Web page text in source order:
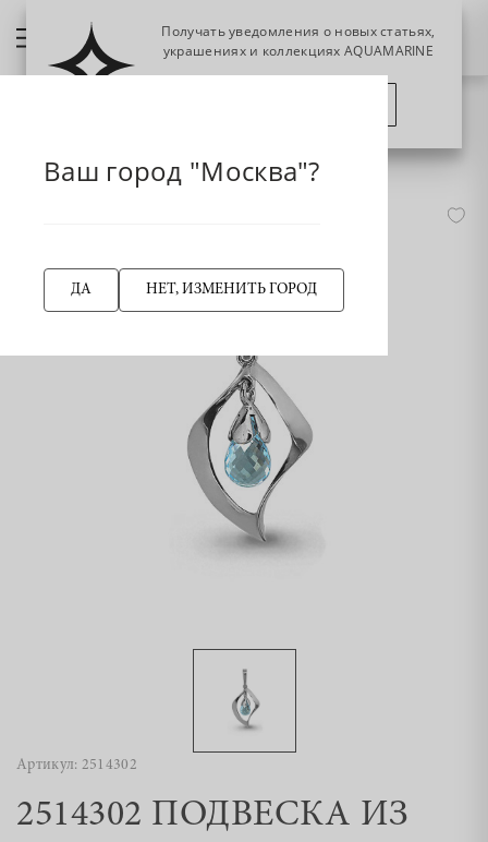
Артикул: 2514302
2514302 ПОДВЕСКА ИЗ
Ваш город "Москва"?
ДА НЕТ, ИЗМЕНИТЬ ГОРОД
Получать уведомления о новых статьях,
украшениях и коллекциях AQUAMARINE